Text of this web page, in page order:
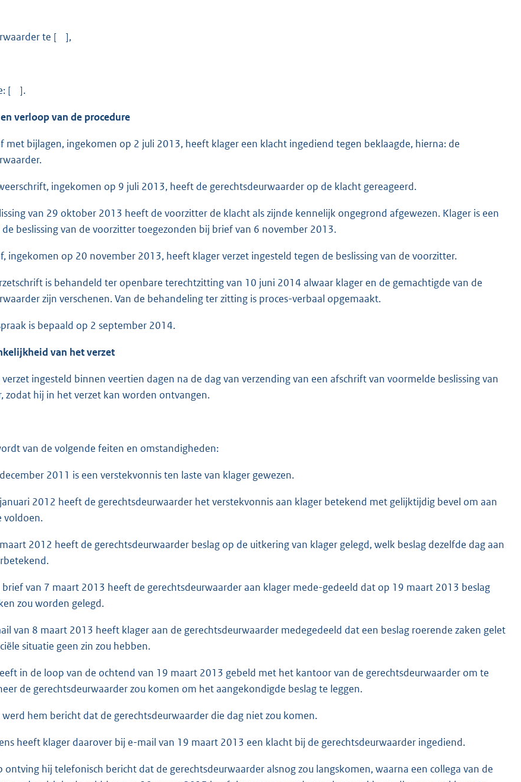
te [ ],
[ ].
verloop van de procedure
bijlagen, ingekomen op 2 juli 2013, heeft klager een klacht ingediend tegen beklaagde, hierna: de
ingekomen op 9 juli 2013, heeft de gerechtsdeurwaarder op de klacht gereageerd.
van 29 oktober 2013 heeft de voorzitter de klacht als zijnde kennelijk ongegrond afgewezen. Klager is een
beslissing van de voorzitter toegezonden bij brief van 6 november 2013.
op 20 november 2013, heeft klager verzet ingesteld tegen de beslissing van de voorzitter.
is behandeld ter openbare terechtzitting van 10 juni 2014 alwaar klager en de gemachtigde van de
zijn verschenen. Van de behandeling ter zitting is proces-verbaal opgemaakt.
is bepaald op 2 september 2014.
van het verzet
ingesteld binnen veertien dagen na de dag van verzending van een afschrift van voormelde beslissing van
zodat hij in het verzet kan worden ontvangen.
van de volgende feiten en omstandigheden:
2011 is een verstekvonnis ten laste van klager gewezen.
2012 heeft de gerechtsdeurwaarder het verstekvonnis aan klager betekend met gelijktijdig bevel om aan
voldoen.
2012 heeft de gerechtsdeurwaarder beslag op de uitkering van klager gelegd, welk beslag dezelfde dag aan
7 maart 2013 heeft de gerechtsdeurwaarder aan klager mede-gedeeld dat op 19 maart 2013 beslag
zou worden gelegd.
8 maart 2013 heeft klager aan de gerechtsdeurwaarder medegedeeld dat een beslag roerende zaken gelet
situatie geen zin zou hebben.
in de loop van de ochtend van 19 maart 2013 gebeld met het kantoor van de gerechtsdeurwaarder om te
de gerechtsdeurwaarder zou komen om het aangekondigde beslag te leggen.
hem bericht dat de gerechtsdeurwaarder die dag niet zou komen.
heeft klager daarover bij e-mail van 19 maart 2013 een klacht bij de gerechtsdeurwaarder ingediend.
hij telefonisch bericht dat de gerechtsdeurwaarder alsnog zou langskomen, waarna een collega van de